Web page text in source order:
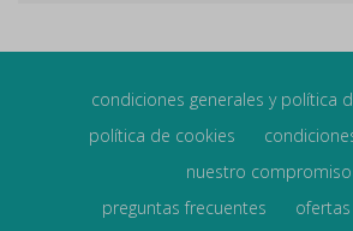
condiciones generales y política
política de cookies
nuestro compromiso
preguntas frecuentes